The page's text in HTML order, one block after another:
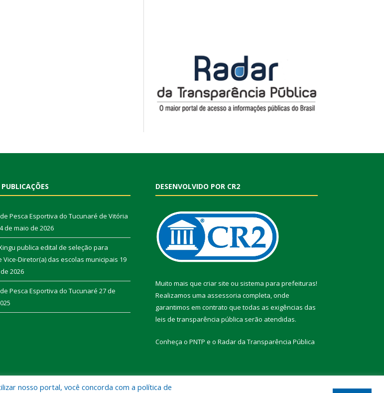
Pesca Esportiva do Tucunaré de Vitória
de maio de 2026
publica edital de seleção para
Vice-Diretor(a) das escolas municipais 19
2026
Pesca Esportiva do Tucunaré 27 de
DESENVOLVIDO POR CR2
Muito mais que criar site ou sistema para prefeituras!
Realizamos uma assessoria completa, onde
garantimos em contrato que todas as exigências das
leis de transparência pública serão atendidas.
Conheça o PNTP e o Radar da Transparência Pública
nosso portal, você concorda com a política de